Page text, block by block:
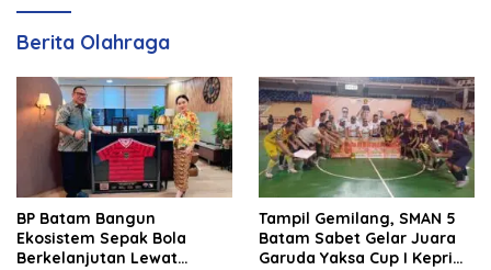
Berita Olahraga
BP Batam Bangun
Ekosistem Sepak Bola
Berkelanjutan Lewat
Tampil Gemilang, SMAN 5
Batam Sabet Gelar Juara
Garuda Yaksa Cup I Kepri